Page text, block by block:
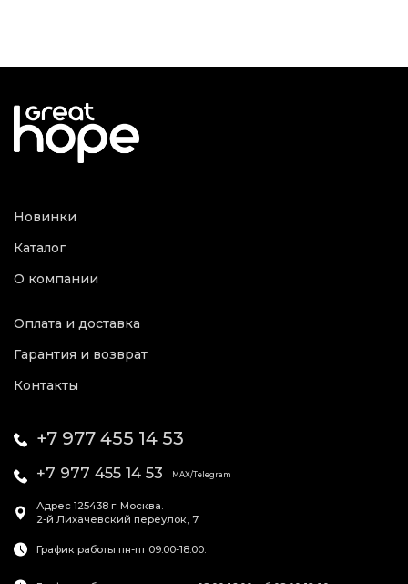
Новинки
Каталог
О компании
Оплата и доставка
Гарантия и возврат
Контакты
+7 977 455 14 53
+7 977 455 14 53 MAX/Telegram
Адрес 125438 г. Москва.
2-й Лихачевский переулок, 7
График работы пн-пт 09:00-18:00.